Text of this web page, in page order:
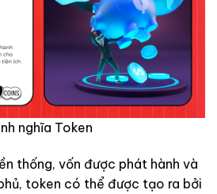
nghĩa Token
thống, vốn được phát hành và
token có thể được tạo ra bởi